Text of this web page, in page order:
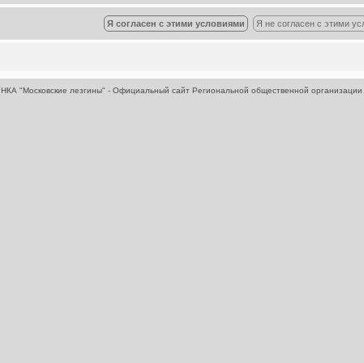
НКА "Московские лезгины" - Официальный сайт Региональной общественной организации